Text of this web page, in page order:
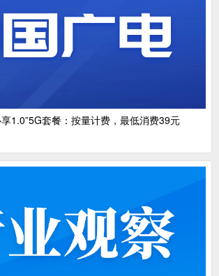
1.0”5G套餐：按量计费，最低消费39元